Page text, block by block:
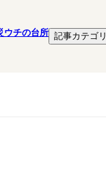
ウチの台所 記事カテゴリ